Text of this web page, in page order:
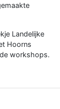
Landelijke
Hoorns
workshops.